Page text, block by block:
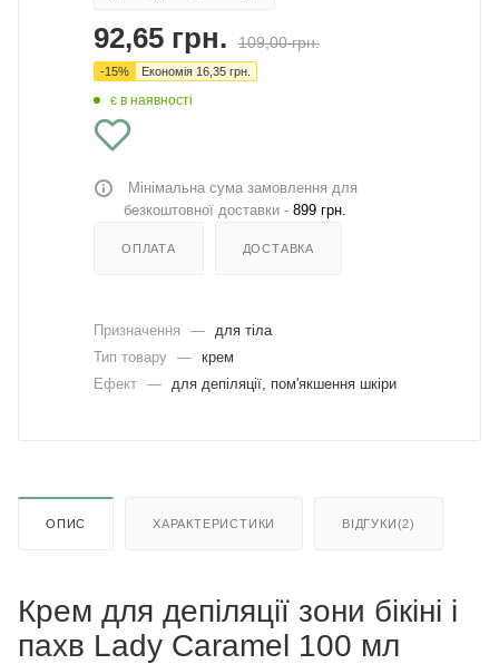
92,65 грн. 109,00грн.
-15% Економія 16,35 грн.
є в наявності
Мінімальна сума замовлення для
безкоштовної доставки - 899 грн.
ОПЛАТА ДОСТАВКА
Призначення —
для тіла
Тип товару — крем
Ефект — для депіляції, пом'якшення шкіри
ОПИС ХАРАКТЕРИСТИКИ ВІДГУКИ(2)
Крем для депіляції зони бікіні і
пахв Lady Caramel 100 мл